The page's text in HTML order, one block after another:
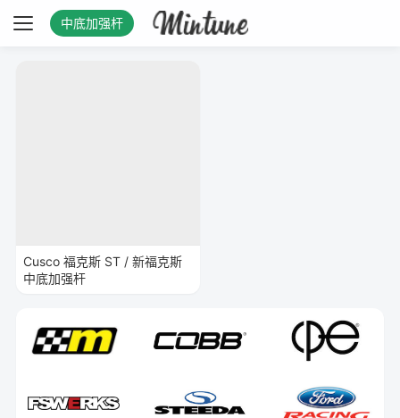
中底加强杆
Cusco 福克斯 ST / 新福克斯
中底加强杆